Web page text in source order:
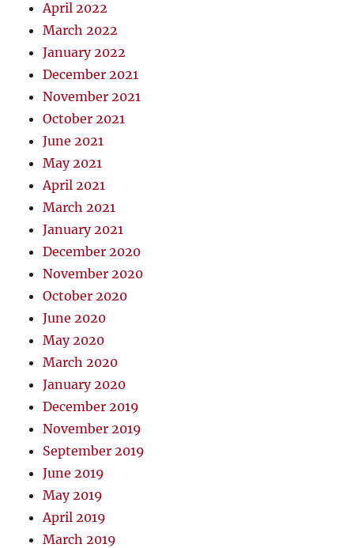
April 2022
March 2022
January 2022
December 2021
November 2021
October 2021
June 2021
May 2021
April 2021
March 2021
January 2021
December 2020
November 2020
October 2020
June 2020
May 2020
March 2020
January 2020
December 2019
November 2019
September 2019
June 2019
May 2019
April 2019
March 2019